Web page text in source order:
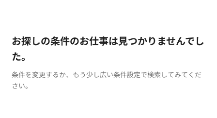
お探しの条件のお仕事は見つかりませんでし
た。
条件を変更するか、もう少し広い条件設定で検索してみてくだ
さい。